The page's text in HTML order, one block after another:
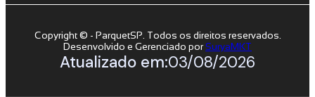
Copyright © - ParquetSP. Todos os direitos reservados.
Desenvolvido e Gerenciado porSuryaMKT
Atualizado em:03/08/2026